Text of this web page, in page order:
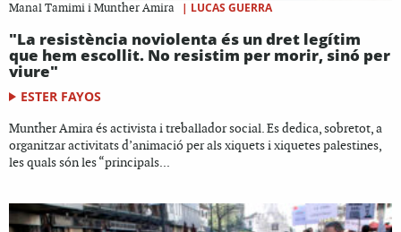
Manal Tamimi i Munther Amira | LUCAS GUERRA
"La resistència noviolenta és un dret legítim
que hem escollit. No resistim per morir, sinó per
viure"
ESTER FAYOS
Munther Amira és activista i treballador social. Es dedica, sobretot, a
organitzar activitats d’animació per als xiquets i xiquetes palestines,
les quals són les “principals...